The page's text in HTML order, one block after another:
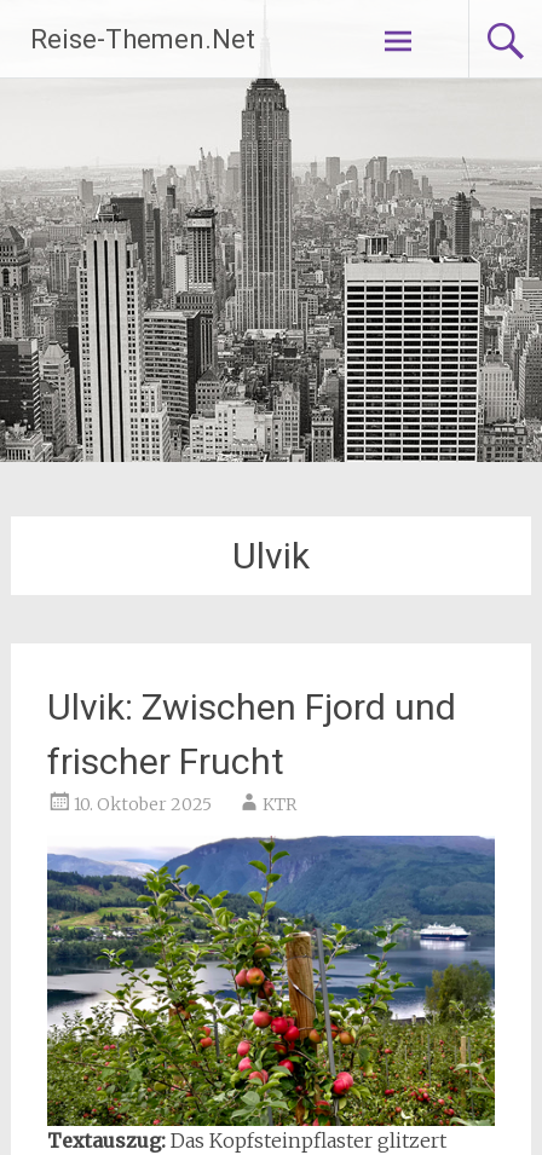
Inhalt
springen
Reise-Themen.Net
Ulvik
Ulvik: Zwischen Fjord und
frischer Frucht
10. Oktober 2025 KTR
Textauszug: Das Kopfsteinpflaster glitzert